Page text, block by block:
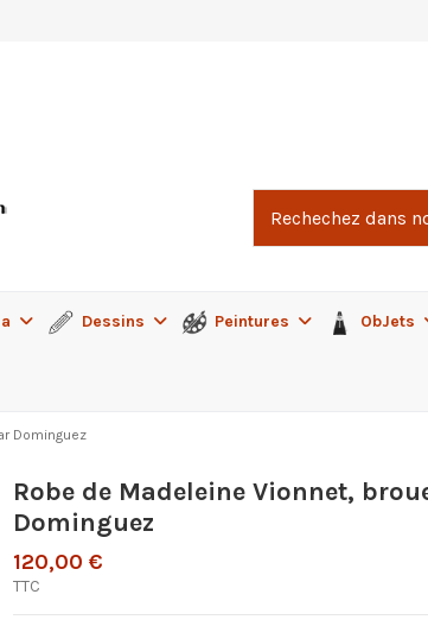
Dessins Peintures ObJets
Dominguez
Robe de Madeleine Vionnet,
Dominguez
120,00 €
TTC